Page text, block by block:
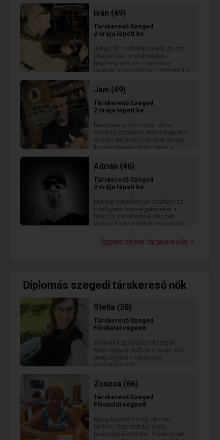
beszélgetni, ismerkedni azután
hátha alakul több is.
Iván (49)
Társkereső Szeged
2 órája lépett be
Jelige: Én tisztelem a nőt, de ezt
viszonozni is szükséges...
Napfény városa... Humoros
vagyok! Kivéve ha nem szereted a
gondolkozom! Iqos!
Jani (49)
Társkereső Szeged
2 órája lépett be
Nemcsak a bútorokat, de az
életet is szeretem stabil alapokra
építeni. Műszaki háttérrel és egy
közgazdasági diplomával a
asztalosként dolgozom – jó
érzés, amikor a két kezem
munkájának valódi eredménye
van. Fontos nekem a humor, az
őszinteség és a természetesség.
Nem keresek bármit, inkább
valakit, akivel megvan a kémia, és
érdemes rá időt szánni.
Adrián (46)
Társkereső Szeged
2 órája lépett be
Mindig vonzóbbnak találtam az
intelligens beszélgetéseket a
hangos önreklámnál. Hiszek
abban, hogy a valódi kisugárzás
jelen van... Kiegyensúlyozott,
céltudatos férfi vagyok, aki
az igényes dolgokat, legyen szó
egy jó vacsoráról, egy hosszú
spontán "kettőnkre figyelős" laza
estéről (pl. Netflix&Chill), ami
végül emlékezetesebb lesz, mint
terveztük... A többit talán
felfedezni...
Éppen online társkeresők >
Diplomás szegedi társkereső nők
Stella (38)
Társkereső Szeged
Főiskolát végzett
Komoly kapcsolatot keresek.
Nem vagyok előfizető, ezért add
meg légyszi a facebook
elérhetőséged.
Zsuzsa (66)
Társkereső Szeged
Főiskolát végzett
Nyugdíjasként még aktívan
tanítok. Szeretek táncolni,
társasági életet élni. Olyan társat